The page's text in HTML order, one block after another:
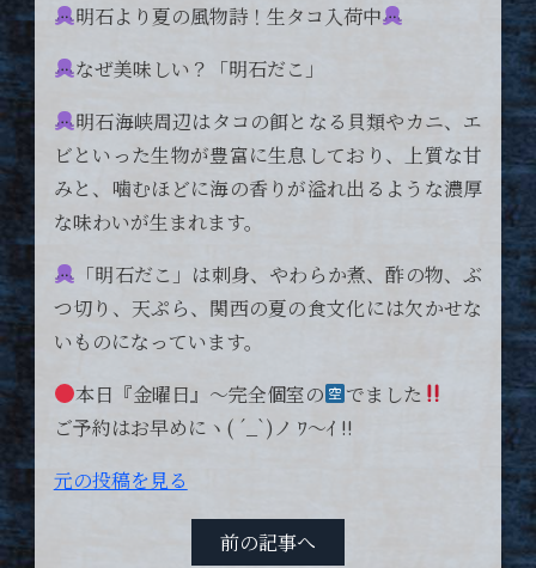
明石より夏の風物詩！生タコ入荷中
なぜ美味しい？「明石だこ」
明石海峡周辺はタコの餌となる貝類やカニ、エ
ビといった生物が豊富に生息しており、上質な甘
みと、噛むほどに海の香りが溢れ出るような濃厚
な味わいが生まれます。
「明石だこ」は刺身、やわらか煮、酢の物、ぶ
つ切り、天ぷら、関西の夏の食文化には欠かせな
いものになっています。
本日『金曜日』〜完全個室の
でました
ご予約はお早めにヽ( ´_`)ノ ﾜ〜ｲ !!
元の投稿を見る
前の記事へ